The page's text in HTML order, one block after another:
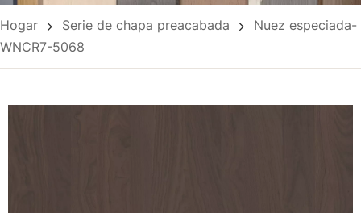
Hogar Serie de chapa preacabada
Nuez especiada-
WNCR7-5068